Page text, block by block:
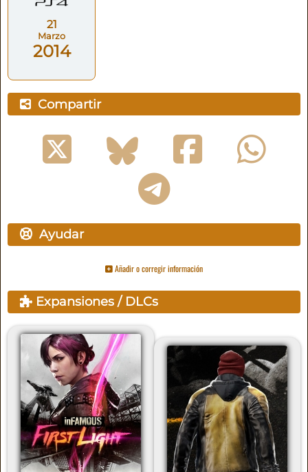
21
Marzo
2014
Compartir
Ayudar
Añadir o corregir información
Expansiones / DLCs